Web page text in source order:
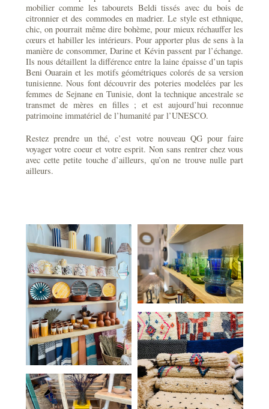
mobilier comme les tabourets Beldi tissés avec du bois de
citronnier et des commodes en madrier. Le style est ethnique,
chic, on pourrait même dire bohème, pour mieux réchauffer les
cœurs et habiller les intérieurs. Pour apporter plus de sens à la
manière de consommer, Darine et Kévin passent par l’échange.
Ils nous détaillent la différence entre la laine épaisse d’un tapis
Beni Ouarain et les motifs géométriques colorés de sa version
tunisienne. Nous font découvrir des poteries modelées par les
femmes de Sejnane en Tunisie, dont la technique ancestrale se
transmet de mères en filles ; et est aujourd’hui reconnue
patrimoine immatériel de l’humanité par l’UNESCO.
Restez prendre un thé, c’est votre nouveau QG pour faire
voyager votre coeur et votre esprit. Non sans rentrer chez vous
avec cette petite touche d’ailleurs, qu’on ne trouve nulle part
ailleurs.